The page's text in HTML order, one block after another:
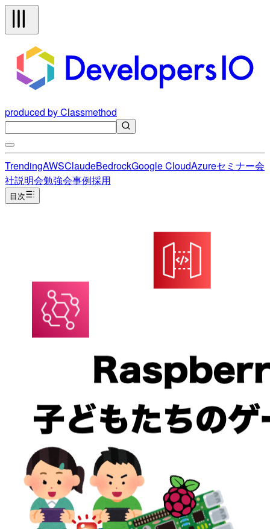
produced by Classmethod
TrendingAWSClaudeBedrockGoogle CloudAzureセミナー会
社説明会勉強会事例採用
目次